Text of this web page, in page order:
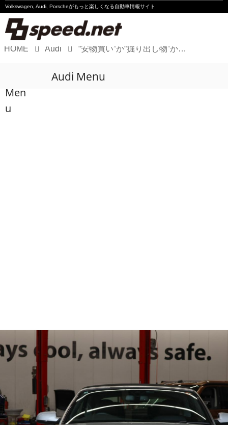
Volkswagen, Audi, Porscheがもっと楽しくなる自動車情報サイト
Audi
HOME Audi “安物買い”か“掘り出し物”か？ 13年落ち100万円のAudi A5 Cabrioletを診断する
Men
u
Audi Menu